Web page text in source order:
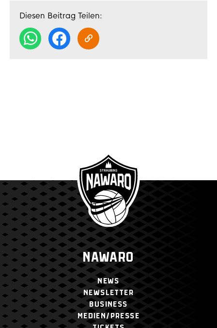
Diesen Beitrag Teilen:
NAWARO
NEWS
NEWSLETTER
BUSINESS
MEDIEN/PRESSE